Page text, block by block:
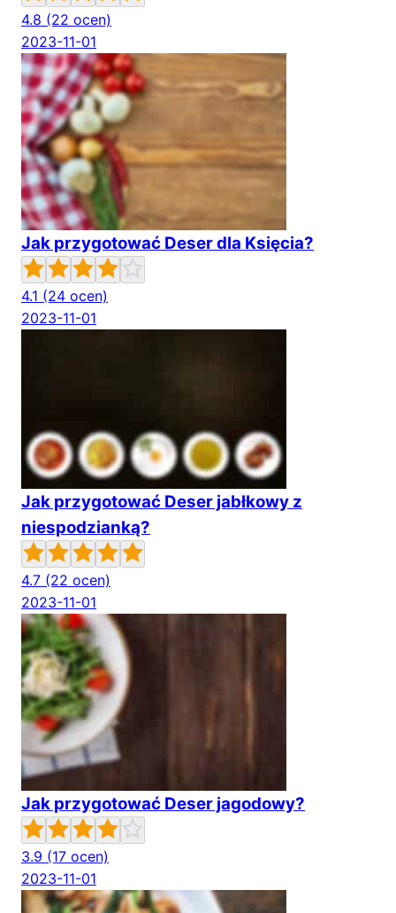
4.8 (22 ocen)
2023-11-01
Jak przygotować Deser dla Księcia?
4.1 (24 ocen)
2023-11-01
Jak przygotować Deser jabłkowy z
niespodzianką?
4.7 (22 ocen)
2023-11-01
Jak przygotować Deser jagodowy?
3.9 (17 ocen)
2023-11-01